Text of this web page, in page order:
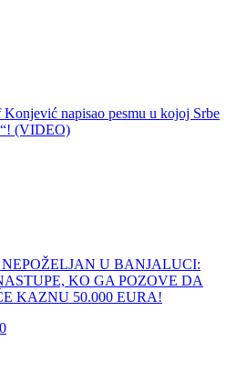
napisao pesmu u kojoj Srbe
(VIDEO)
U BANJALUCI:
KO GA POZOVE DA
KAZNU 50.000 EURA!
0